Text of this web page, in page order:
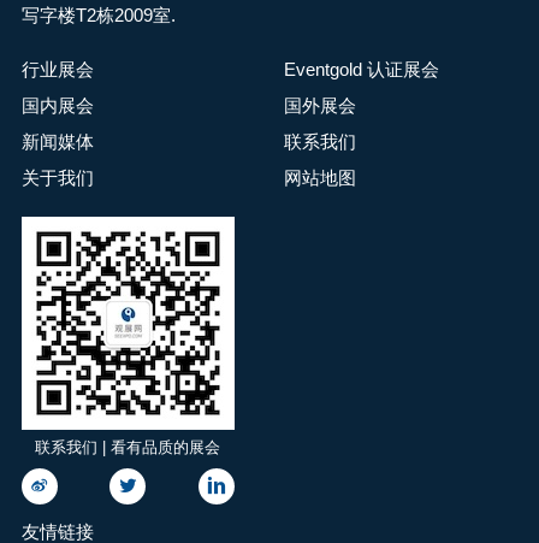
写字楼T2栋2009室.
行业展会
Eventgold 认证展会
国内展会
国外展会
新闻媒体
联系我们
关于我们
网站地图
联系我们 | 看有品质的展会
友情链接